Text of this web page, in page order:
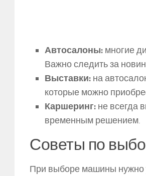
Автосалоны: многие
Важно следить за
Выставки: на
которые можно
Каршеринг: не всегда
временным решением.
Советы по
При выборе машины нужно